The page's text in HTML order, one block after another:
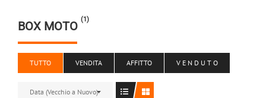
BOX MOTO (1)
TUTTO VENDITA AFFITTO V E N D U T O
Data (Vecchio a Nuovo)